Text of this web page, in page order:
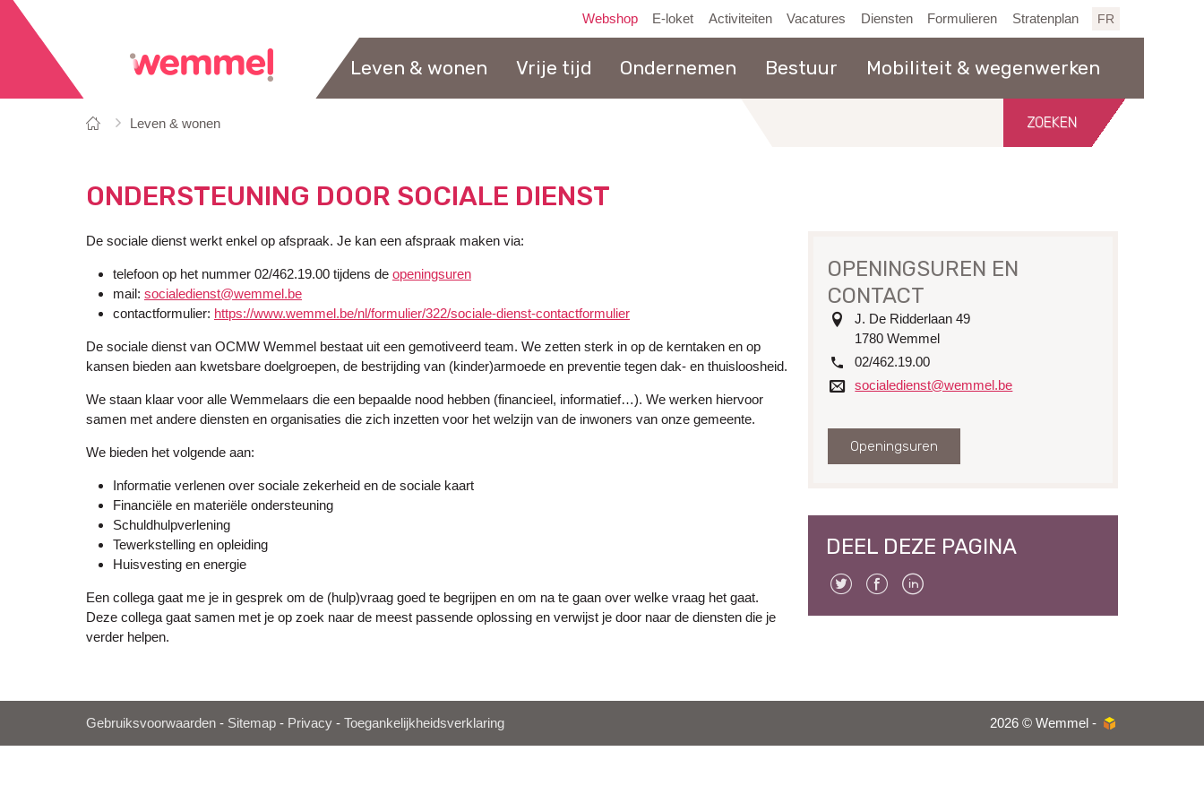
Webshop E-loket Activiteiten Vacatures Diensten Formulieren Stratenplan FR
Leven & wonen Vrije tijd Ondernemen Bestuur Mobiliteit & wegenwerken
bent
Startpagina
Leven & wonen
ONDERSTEUNING DOOR SOCIALE DIENST
De sociale dienst werkt enkel op afspraak. Je kan een afspraak maken via:
telefoon op het nummer 02/462.19.00 tijdens de openingsuren
mail: socialedienst@wemmel.be
contactformulier: https://www.wemmel.be/nl/formulier/322/sociale-dienst-contactformulier
De sociale dienst van OCMW Wemmel bestaat uit een gemotiveerd team. We zetten sterk in op de kerntaken en op
kansen bieden aan kwetsbare doelgroepen, de bestrijding van (kinder)armoede en preventie tegen dak- en thuisloosheid.
We staan klaar voor alle Wemmelaars die een bepaalde nood hebben (financieel, informatief…). We werken hiervoor
samen met andere diensten en organisaties die zich inzetten voor het welzijn van de inwoners van onze gemeente.
We bieden het volgende aan:
Informatie verlenen over sociale zekerheid en de sociale kaart
Financiële en materiële ondersteuning
Schuldhulpverlening
Tewerkstelling en opleiding
Huisvesting en energie
Een collega gaat me je in gesprek om de (hulp)vraag goed te begrijpen en om na te gaan over welke vraag het gaat.
Deze collega gaat samen met je op zoek naar de meest passende oplossing en verwijst je door naar de diensten die je
verder helpen.
OPENINGSUREN EN
CONTACT
adresJ. De Ridderlaan 49
1780Wemmel
tel.
02/462.19.00
e-
socialedienst@wemmel.be
Openingsuren
DEEL DEZE PAGINA
Twitter Facebook
Gebruiksvoorwaarden - Sitemap - Privacy - Toegankelijkheidsverklaring 2026 © Wemmel -